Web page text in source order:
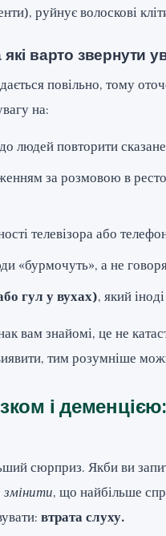
руйнує волоскові
варто звернути
повільно, тому
на:
людей повторити
за розмовою в
телевізора або
«бурмочуть», а не
гул у вухах), який
вам знайомі, це не
тим розумніше
і
сюрприз. Якби ви
, що найбільше
втрата слуху.